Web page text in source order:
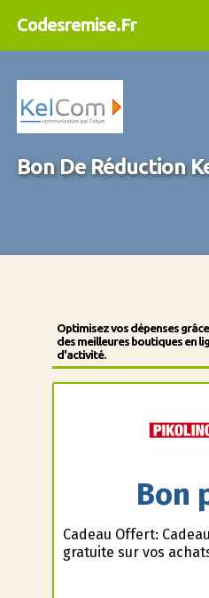
Codesremise.Fr
Bon De Réduction
Optimisez vos dépenses
des meilleures boutiques en
d'activité.
Bon
Cadeau Offert:
gratuite sur vos